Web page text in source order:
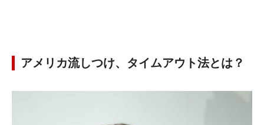
アメリカ流しつけ、タイムアウト法とは？